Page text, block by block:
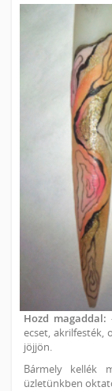
Hozd magaddal:
ecset, akrilfesték,
jöjjön.
Bármely kellék
üzletünkben